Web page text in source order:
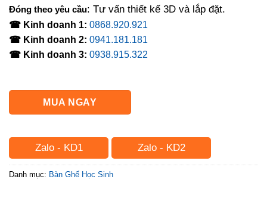
Đóng theo yêu cầu: Tư vấn thiết kế 3D và lắp đặt.
☎ Kinh doanh 1: 0868.920.921
☎ Kinh doanh 2: 0941.181.181
☎ Kinh doanh 3: 0938.915.322
MUA NGAY
Zalo - KD1 Zalo - KD2
Danh mục: Bàn Ghế Học Sinh